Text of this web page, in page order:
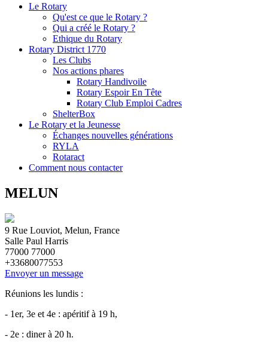
Le Rotary
Qu'est ce que le Rotary ?
Qui a créé le Rotary ?
Ethique du Rotary
Rotary District 1770
Les Clubs
Nos actions phares
Rotary Handivoile
Rotary Espoir En Tête
Rotary Club Emploi Cadres
ShelterBox
Le Rotary et la Jeunesse
Échanges nouvelles générations
RYLA
Rotaract
Comment nous contacter
MELUN
9 Rue Louviot, Melun, France
Salle Paul Harris
77000 77000
+33680077553
Envoyer un message
Réunions les lundis :
- 1er, 3e et 4e : apéritif à 19 h,
- 2e : diner à 20 h.